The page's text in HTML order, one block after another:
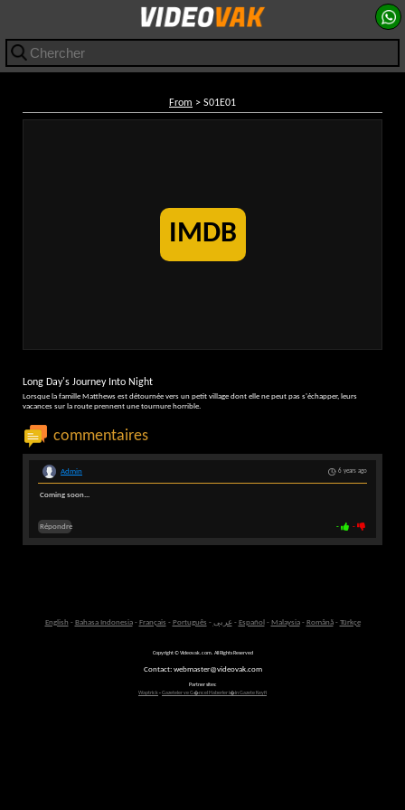
From > S01E01
IMDB
Long Day's Journey Into Night
Lorsque la famille Matthews est détournée vers un petit village dont elle ne peut pas s'échapper, leurs
vacances sur la route prennent une tournure horrible.
commentaires
6 years ago
Admin
Coming soon...
- -
Répondre
English - Bahasa Indonesia- Français - Português - عربى- Español - Malaysia- Română- Türkçe
Copyright © Videovak.com. All Rights Reserved
Contact: webmaster@videovak.com
Partner sites:
Waptrick-Gazeteler ve G�ncel Haberler i�in Gazete Keyfi